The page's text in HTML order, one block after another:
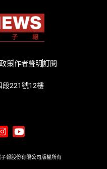
策作者聲明訂閱
段221號12樓
報股份有限公司版權所有